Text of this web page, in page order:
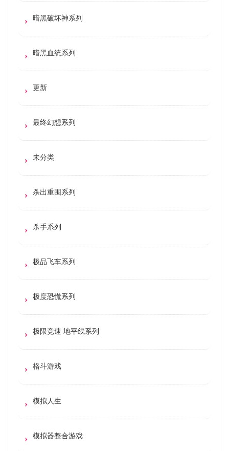
暗黑破坏神系列
暗黑血统系列
更新
最终幻想系列
未分类
杀出重围系列
杀手系列
极品飞车系列
极度恐慌系列
极限竞速 地平线系列
格斗游戏
模拟人生
模拟器整合游戏